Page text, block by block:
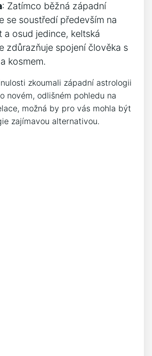
: Zatímco běžná západní
se soustředí především na
a osud jedince, keltská
zdůrazňuje spojení člověka s
kosmem.
zkoumali západní astrologii
novém, odlišném pohledu na
možná by pro vás mohla být
zajímavou alternativou.